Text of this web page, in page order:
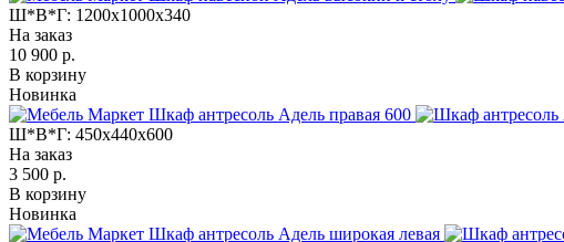
Ш*В*Г: 1200x1000x340
На заказ
10 900 р.
В корзину
Новинка
Ш*В*Г: 450x440x600
На заказ
3 500 р.
В корзину
Новинка